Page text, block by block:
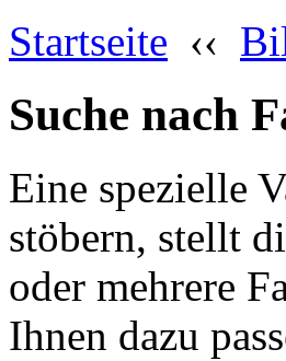
Startseite ‹‹
Suche nach
Eine spezielle
stöbern, stellt
oder mehrere
Ihnen dazu